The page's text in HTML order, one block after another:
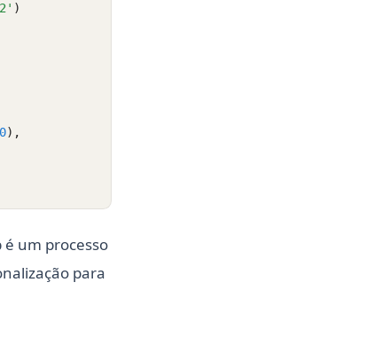
)
),
um processo
para